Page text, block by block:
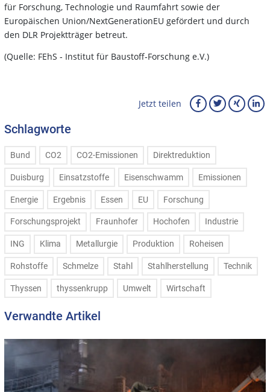
für Forschung, Technologie und Raumfahrt sowie der
Europäischen Union/NextGenerationEU gefördert und durch
den DLR Projektträger betreut.
(Quelle: FEhS ‑ Institut für Baustoff‑Forschung e.V.)
Jetzt teilen
Schlagworte
Bund CO2 CO2-Emissionen Direktreduktion
Duisburg Einsatzstoffe Eisenschwamm Emissionen
Energie Ergebnis Essen EU Forschung
Forschungsprojekt Fraunhofer Hochofen Industrie
ING Klima Metallurgie Produktion Roheisen
Rohstoffe Schmelze Stahl Stahlherstellung Technik
Thyssen thyssenkrupp Umwelt Wirtschaft
Verwandte Artikel